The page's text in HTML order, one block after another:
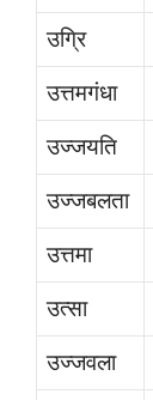
उग्रि
उत्तमगंधा
उज्जयति
उज्जबलता
उत्तमा
उत्सा
उज्जवला